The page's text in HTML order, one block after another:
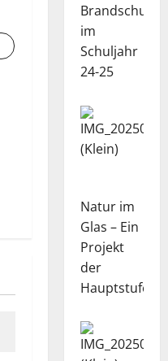
im
Schuljahr
24-25
Natur im
Glas – Ein
Projekt
der
Hauptstufe